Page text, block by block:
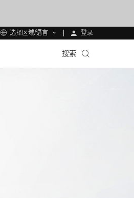
选择区域/语言 登录
搜索